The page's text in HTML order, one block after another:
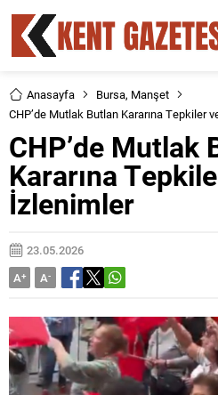
Anasayfa Bursa, Manşet
CHP’de Mutlak Butlan Kararına Tepkiler
CHP’de Mutlak
Kararına
İzlenimler
23.05.2026
A+ A-